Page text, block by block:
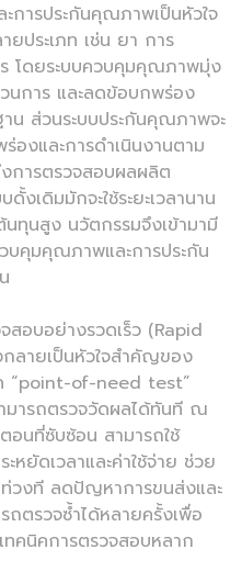
ประกันคุณภาพเป็นหัวใจ
ประเภท เช่น ยา การ
โดยระบบควบคุมคุณภาพมุ่ง
นการ และลดข้อบกพร่อง
น ส่วนระบบประกันคุณภาพจะ
องและการดำเนินงานตาม
การตรวจสอบผลผลิต
เดิมมักจะใช้ระยะเวลานาน
นทุนสูง นวัตกรรมจึงเข้ามามี
บคุมคุณภาพและการประกัน
อย่างรวดเร็ว (Rapid
ลายเป็นหัวใจสำคัญของ
“point-of-need test”
มารถตรวจวัดผลได้ทันที ณ
นที่ซับซ้อน สามารถใช้
หยัดเวลาและค่าใช้จ่าย ช่วย
วงที ลดปัญหาการขนส่งและ
ตรวจซ้ำได้หลายครั้งเพื่อ
ทคนิคการตรวจสอบหลาก